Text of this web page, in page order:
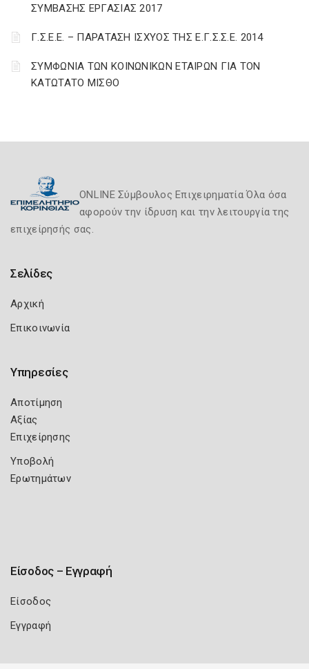
ΣΥΜΒΑΣΗΣ ΕΡΓΑΣΙΑΣ 2017
Γ.Σ.Ε.Ε. – ΠΑΡΑΤΑΣΗ ΙΣΧΥΟΣ ΤΗΣ Ε.Γ.Σ.Σ.Ε. 2014
ΣΥΜΦΩΝΙΑ ΤΩΝ ΚΟΙΝΩΝΙΚΩΝ ΕΤΑΙΡΩΝ ΓΙΑ ΤΟΝ
ΚΑΤΩΤΑΤΟ ΜΙΣΘΟ
ONLINE Σύμβουλος Επιχειρηματία Όλα όσα
αφορούν την ίδρυση και την λειτουργία της
επιχείρησής σας.
Σελίδες
Αρχική
Επικοινωνία
Υπηρεσίες
Αποτίμηση
Αξίας
Επιχείρησης
Υποβολή
Ερωτημάτων
Είσοδος – Εγγραφή
Είσοδος
Εγγραφή